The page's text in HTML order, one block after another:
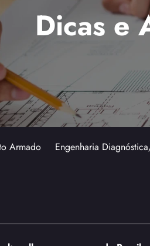
Dicas e
Armado Engenharia